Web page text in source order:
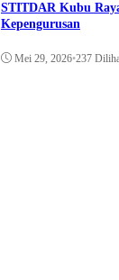
STITDAR Kubu
Kepengurusan
Mei 29, 2026•237